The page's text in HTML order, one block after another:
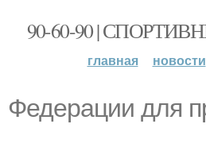
90-60-90 |
главная новости
Федерации для